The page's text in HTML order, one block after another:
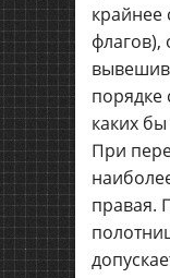
крайнее
флагов),
порядке
каких
При
правая.